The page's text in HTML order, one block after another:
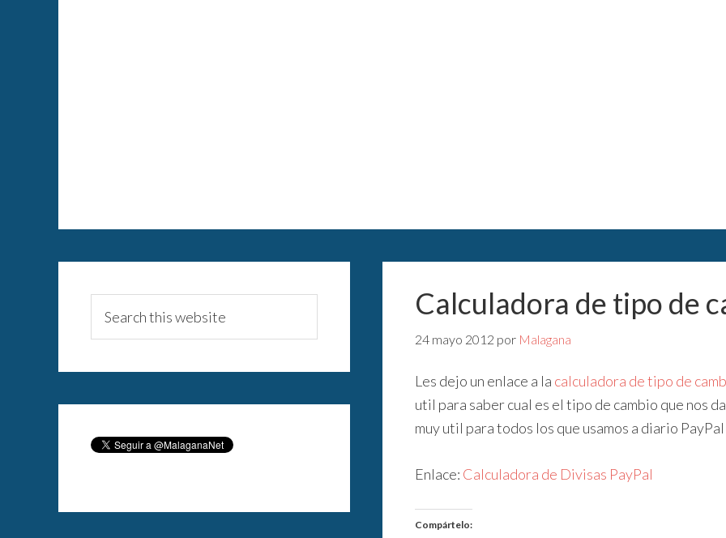
Calculadora de tipo de
24 mayo 2012 por Malagana
Les dejo un enlace a la calculadora de tipo de
util para saber cual es el tipo de cambio que nos
muy util para todos los que usamos a diario
Enlace: Calculadora de Divisas PayPal
Compártelo: